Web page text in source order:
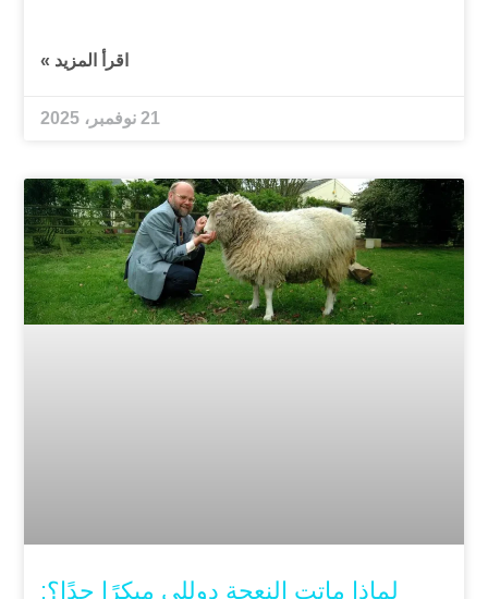
اقرأ المزيد »
21 نوفمبر، 2025
لماذا ماتت النعجة دوللي مبكرًا جدًا؟: